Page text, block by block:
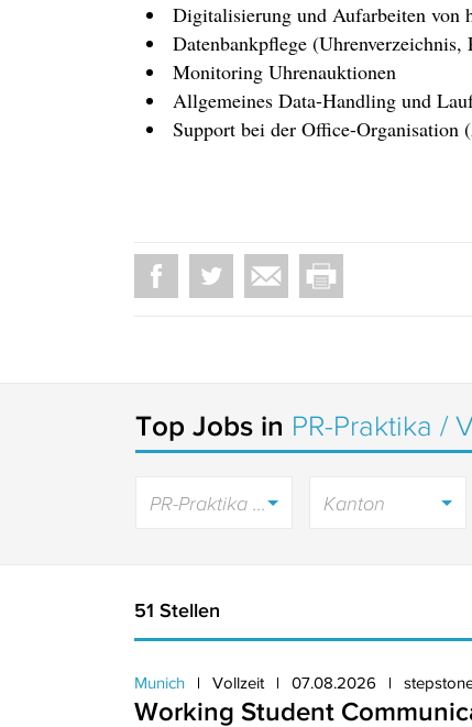
Digitalisierung und Aufarbeiten von
Datenbankpflege (Uhrenverzeichnis,
Monitoring Uhrenauktionen
Allgemeines Data-Handling und
Support bei der Office-Organisation
Top Jobs in PR-Praktika /
Kanton
51 Stellen
Munich Vollzeit 07.08.2026
Working Student